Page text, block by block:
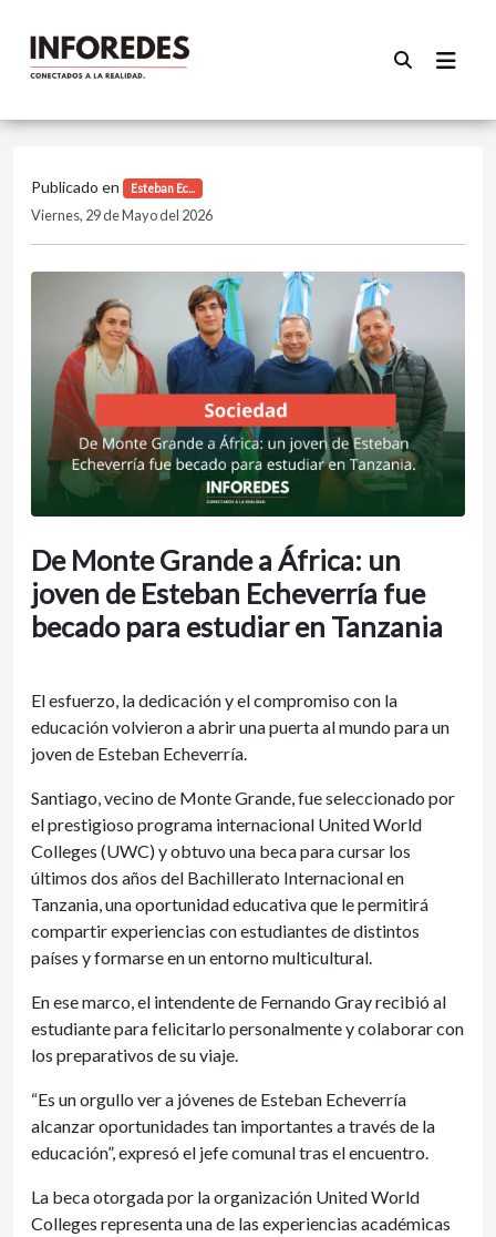
Publicado en Esteban Ec...
Viernes, 29 de Mayo del 2026
De Monte Grande a África: un
joven de Esteban Echeverría fue
becado para estudiar en Tanzania
El esfuerzo, la dedicación y el compromiso con la
educación volvieron a abrir una puerta al mundo para un
joven de Esteban Echeverría.
Santiago, vecino de Monte Grande, fue seleccionado por
el prestigioso programa internacional United World
Colleges (UWC) y obtuvo una beca para cursar los
últimos dos años del Bachillerato Internacional en
Tanzania, una oportunidad educativa que le permitirá
compartir experiencias con estudiantes de distintos
países y formarse en un entorno multicultural.
En ese marco, el intendente de Fernando Gray recibió al
estudiante para felicitarlo personalmente y colaborar con
los preparativos de su viaje.
“Es un orgullo ver a jóvenes de Esteban Echeverría
alcanzar oportunidades tan importantes a través de la
educación”, expresó el jefe comunal tras el encuentro.
La beca otorgada por la organización United World
Colleges representa una de las experiencias académicas